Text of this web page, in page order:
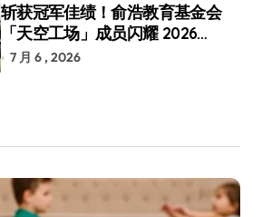
斩获冠军佳绩！俞浩教育基金会
「天空工场」成员闪耀 2026
RoboCup 机器人世界杯
7 月 6 , 2026